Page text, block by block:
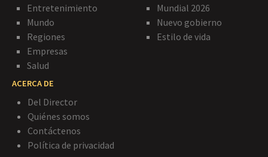
Entretenimiento
Mundo
Regiones
Empresas
Salud
Mundial 2026
Nuevo gobierno
Estilo de vida
ACERCA DE
Del Director
Quiénes somos
Contáctenos
Política de privacidad